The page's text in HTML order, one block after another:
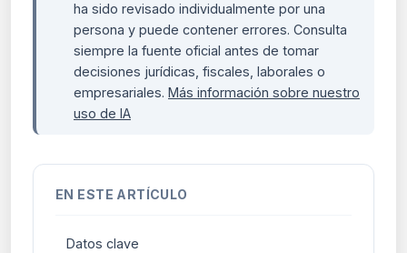
ha sido revisado individualmente por una
persona y puede contener errores. Consulta
siempre la fuente oficial antes de tomar
decisiones jurídicas, fiscales, laborales o
empresariales. Más información sobre nuestro
uso de IA
EN ESTE ARTÍCULO
Datos clave